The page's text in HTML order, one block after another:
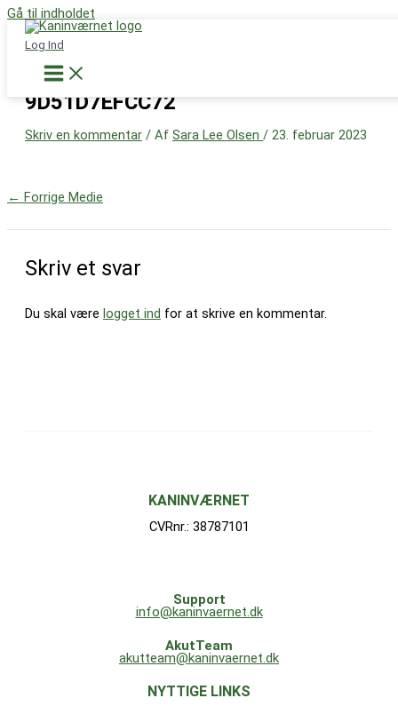
Gå til indholdet
Log Ind
Støt nu
69F4A98F-BE99-4A9A-BD1E-
9D51D7EFCC72
Skriv en kommentar / Af Sara Lee Olsen / 23. februar 2023
← Forrige Medie
Skriv et svar
Du skal være logget ind for at skrive en kommentar.
KANINVÆRNET
CVRnr.: 38787101
Support
info@kaninvaernet.dk
AkutTeam
akutteam@kaninvaernet.dk
NYTTIGE LINKS